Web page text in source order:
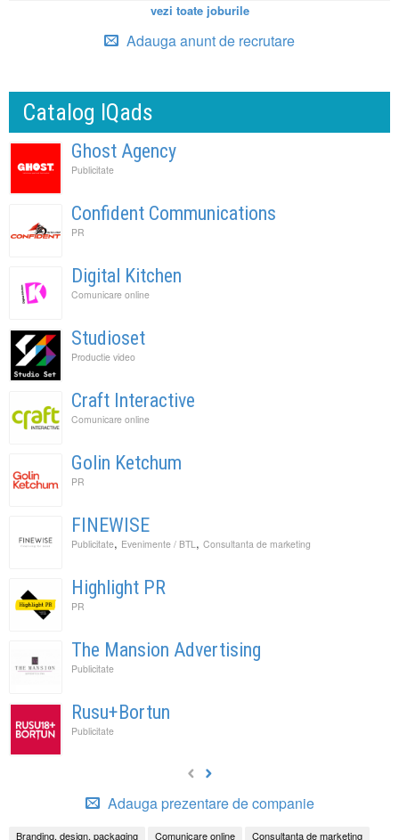
vezi toate joburile
Adauga anunt de recrutare
Catalog IQads
Ghost Agency
Publicitate
Confident Communications
PR
Digital Kitchen
Comunicare online
Studioset
Productie video
Craft Interactive
Comunicare online
Golin Ketchum
PR
FINEWISE
Publicitate, Evenimente / BTL , Consultanta de marketing
Highlight PR
PR
The Mansion Advertising
Publicitate
Rusu+Bortun
Publicitate
Adauga prezentare de companie
Branding, design, packaging Comunicare online Consultanta de marketing